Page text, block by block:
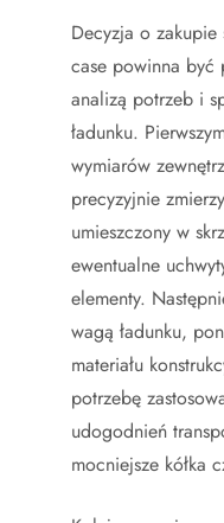
Decyzja o
case powinna być
analizą potrzeb i
ładunku.
wymiarów
precyzyjnie
umieszczony w
ewentualne
elementy.
wagą ładunku,
materiału
potrzebę
udogodnień
mocniejsze kółka